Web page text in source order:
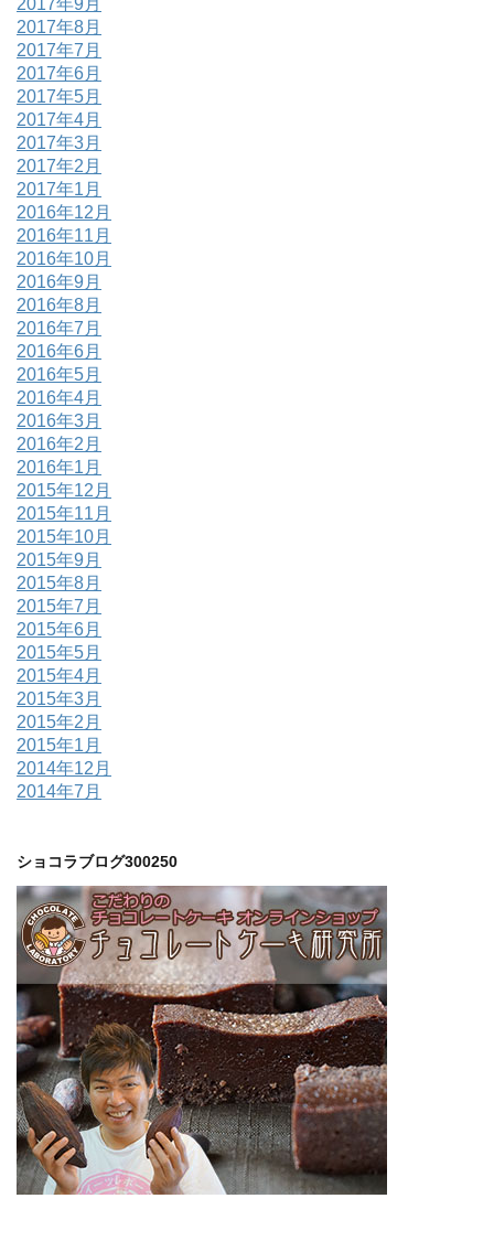
2017年8月
2017年7月
2017年6月
2017年5月
2017年4月
2017年3月
2017年2月
2017年1月
2016年12月
2016年11月
2016年10月
2016年9月
2016年8月
2016年7月
2016年6月
2016年5月
2016年4月
2016年3月
2016年2月
2016年1月
2015年12月
2015年11月
2015年10月
2015年9月
2015年8月
2015年7月
2015年6月
2015年5月
2015年4月
2015年3月
2015年2月
2015年1月
2014年12月
2014年7月
ショコラブログ300250